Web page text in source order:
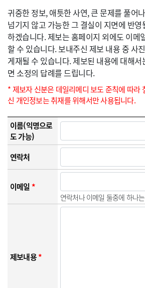
귀중한 정보, 애틋한 사연, 큰 문제를 풀어
넘기지 않고 가능한 그 결실이 지면에 반
하겠습니다. 제보는 홈페이지 외에도 이메
할 수 있습니다. 보내주신 제보 내용 중 사
게재될 수 있습니다. 제보된 내용에 대해
면 소정의 답례를 드립니다.
* 제보자 신분은 데일리메디 보도 준칙에 따라
신 개인정보는 취재를 위해서만 사용됩니다.
이름(익명으로
도 가능)
연락처
이메일*
연락처나 이메일 둘중에 하나
제보내용*